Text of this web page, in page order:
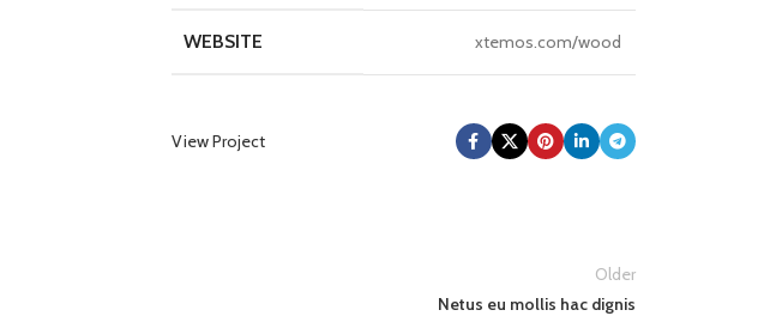
WEBSITE xtemos.com/wood
View Project
Older
Netus eu mollis hac dignis